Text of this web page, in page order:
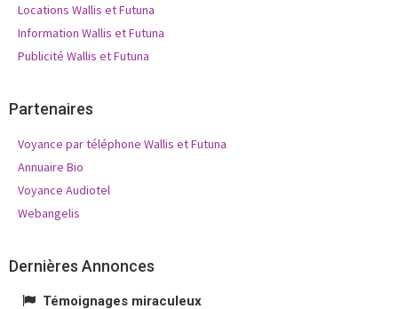
Locations Wallis et Futuna
Information Wallis et Futuna
Publicité Wallis et Futuna
Partenaires
Voyance par téléphone Wallis et Futuna
Annuaire Bio
Voyance Audiotel
Webangelis
Dernières Annonces
Témoignages miraculeux